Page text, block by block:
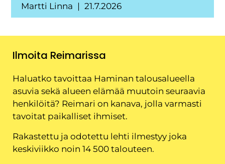
Martti Linna 21.7.2026
Ilmoita Reimarissa
Haluatko tavoittaa Haminan talousalueella
asuvia sekä alueen elämää muutoin seuraavia
henkilöitä? Reimari on kanava, jolla varmasti
tavoitat paikalliset ihmiset.
Rakastettu ja odotettu lehti ilmestyy joka
keskiviikko noin 14 500 talouteen.